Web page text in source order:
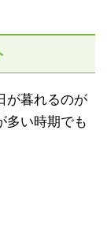
が暮れるのが
多い時期でも